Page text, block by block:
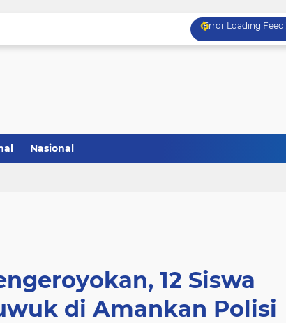
Error Loading Feed!
Nasional
12 Siswa
di Amankan Polisi